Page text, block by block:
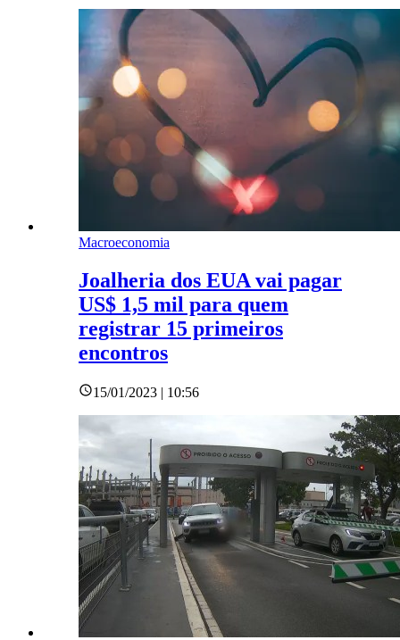
Macroeconomia
Joalheria dos EUA vai pagar
US$ 1,5 mil para quem
registrar 15 primeiros
encontros
15/01/2023 | 10:56